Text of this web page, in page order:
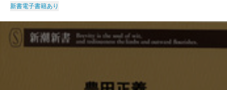
新書電子書籍あり